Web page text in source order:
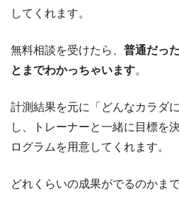
してくれます。
無料相談を受けたら、 普通だっ
とまでわかっちゃいます。
計測結果を元に「どんなカラダ
し、トレーナーと一緒に目標を
ログラムを用意してくれます。
どれくらいの成果がでるのかま